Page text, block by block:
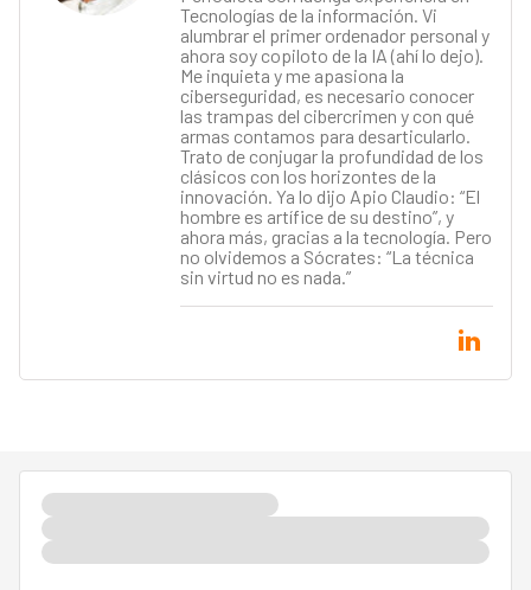
Tecnologías de la información. Vi
alumbrar el primer ordenador personal y
ahora soy copiloto de la IA (ahí lo dejo).
Me inquieta y me apasiona la
ciberseguridad, es necesario conocer
las trampas del cibercrimen y con qué
armas contamos para desarticularlo.
Trato de conjugar la profundidad de los
clásicos con los horizontes de la
innovación. Ya lo dijo Apio Claudio: “El
hombre es artífice de su destino”, y
ahora más, gracias a la tecnología. Pero
no olvidemos a Sócrates: “La técnica
sin virtud no es nada.”